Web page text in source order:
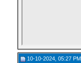
10-10-2024, 05:27 PM